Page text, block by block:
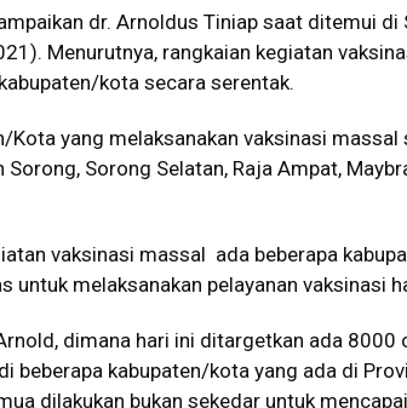
dr. Arnoldus Tiniap saat ditemui
Menurutnya, rangkaian kegiatan
kota secara serentak.
Kota yang melaksanakan vaksinasi
Sorong, Sorong Selatan, Raja Ampat,
vaksinasi massal ada beberapa
untuk melaksanakan pelayanan vaksinasi
dimana hari ini ditargetkan ada 8000
beberapa kabupaten/kota yang ada di
dilakukan bukan sekedar untuk